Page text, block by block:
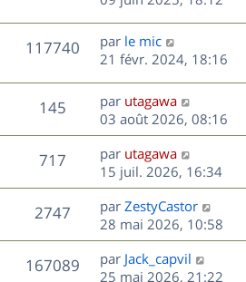
a
g
e
s
r
m
e
s
s
a
g
e
u
e
s
i
e
r
m
e
s
a
e
117740V
u
D
e
i
e
r
m
e
s
s
a
g
e
par le mic
21 févr. 2024, 18:16
145V
u
s
D
e
r
n
i
e
r
m
e
s
par utagawa
03 août 2026, 08:16
717V
u
e
s
D
e
r
n
i
e
r
par utagawa
15 juil. 2026, 16:34
2747V
u
e
D
e
r
n
i
par ZestyCastor
28 mai 2026, 10:58
167089V
D
e
par Jack_capvil
25 mai 2026, 21:22